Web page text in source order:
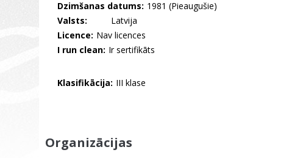
Dzimšanas datums: 1981 (Pieaugušie)
Valsts:
🇱🇻 Latvija
Licence: Nav licences
I run clean: Ir sertifikāts
Klasifikācija: III klase
Organizācijas